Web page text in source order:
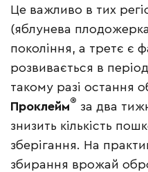
Це важливо в тих
(яблунева
покоління, а третє є
розвивається в
такому разі остання
Проклейм® за два
знизить кількість
зберігання. На
збирання врожай